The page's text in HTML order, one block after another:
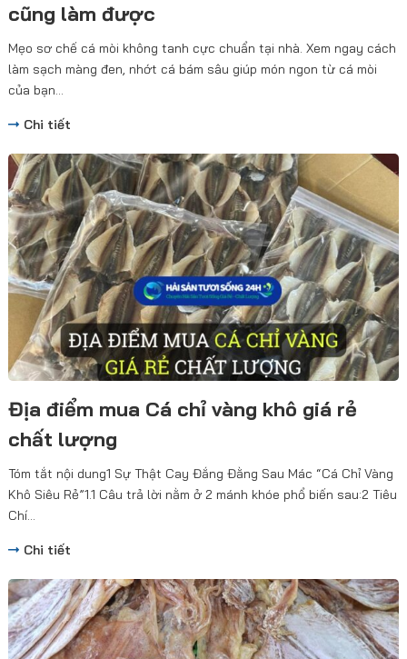
cũng làm được
Mẹo sơ chế cá mòi không tanh cực chuẩn tại nhà. Xem ngay cách
làm sạch màng đen, nhớt cá bám sâu giúp món ngon từ cá mòi
của bạn...
Chi tiết
Địa điểm mua Cá chỉ vàng khô giá rẻ
chất lượng
Tóm tắt nội dung1 Sự Thật Cay Đắng Đằng Sau Mác “Cá Chỉ Vàng
Khô Siêu Rẻ”1.1 Câu trả lời nằm ở 2 mánh khóe phổ biến sau:2 Tiêu
Chí...
Chi tiết